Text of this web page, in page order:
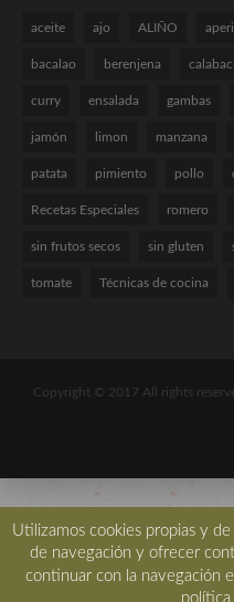
aceite ajo ALIÑO
bacalao berenjena
curry ensalada gambas
jamón limon manzana
patata pimiento pollo
Recetas Especiales romero
sin frutos secos sin gluten
tomate Técnicas de cocina
Copyright © 2017 All rights
Utilizamos cookies propias y
de navegación y ofrecer
continuar con la navegación
política